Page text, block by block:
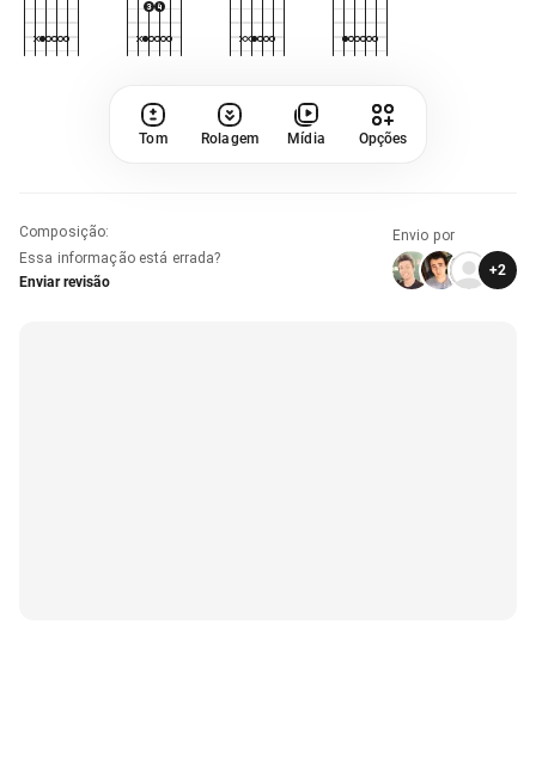
Tom Rolagem Mídia Opções
Composição:
Essa informação está errada?
Enviar revisão
Envio por
+2